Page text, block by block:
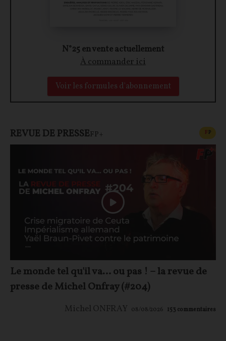
N°25 en vente actuellement
À commander ici
Voir les formules d'abonnement
REVUE DE PRESSEFP+ FP
Le monde tel qu'il va… ou pas ! – la revue de
presse de Michel Onfray (#204)
Michel ONFRAY 08/08/2026 153 commentaires